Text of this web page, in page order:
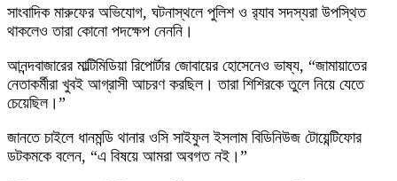
সাংবাদিক মারুফের অভিযোগ, ঘটনাস্থলে পুলিশ ও র‍্যাব সদস্যরা উপস্থিত
থাকলেও তারা কোনো পদক্ষেপ নেননি।
আনন্দবাজারের মাল্টিমিডিয়া রিপোর্টার জোবায়ের হোসেনেও ভাষ্য, “জামায়াতের
নেতাকর্মীরা খুবই আগ্রাসী আচরণ করছিল। তারা শিশিরকে তুলে নিয়ে যেতে
চেয়েছিল।”
জানতে চাইলে ধানমন্ডি থানার ওসি সাইফুল ইসলাম বিডিনিউজ টোয়েন্টিফোর
ডটকমকে বলেন, “এ বিষয়ে আমরা অবগত নই।”